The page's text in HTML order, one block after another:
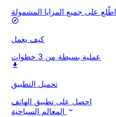
اطّلع على جميع المزايا المشمولة
كيف يعمل
عملية بسيطة من 3 خطوات
تحميل التطبيق
احصل على تطبيق الهاتف
المعالم السياحية